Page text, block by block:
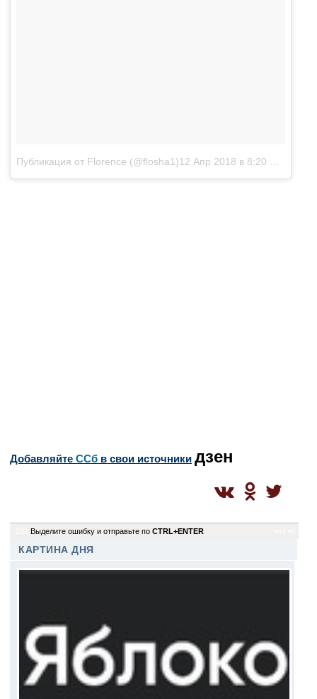
Публикация от Florence (@flosha1)12 Апр 2018 в 8:20 PDT
Добавляйте CСб в свои источники дзен
Выделите ошибку и отправьте по CTRL+ENTER
КАРТИНА ДНЯ